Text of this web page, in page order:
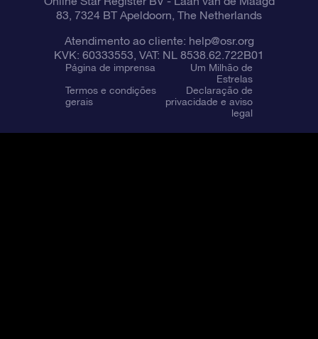
83, 7324 BT Apeldoorn, The Netherlands
Atendimento ao cliente: help@osr.org
KVK: 60333553, VAT: NL 8538.62.722B01
Página de imprensa
Um Milhão de
Estrelas
Termos e condições
gerais
Declaração de
privacidade e aviso
legal